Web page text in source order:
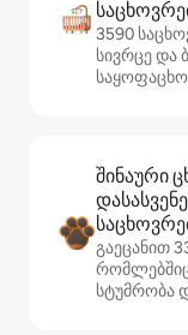
3590
სივრცე და
შინაური
გაეცანით
სტუმრობა